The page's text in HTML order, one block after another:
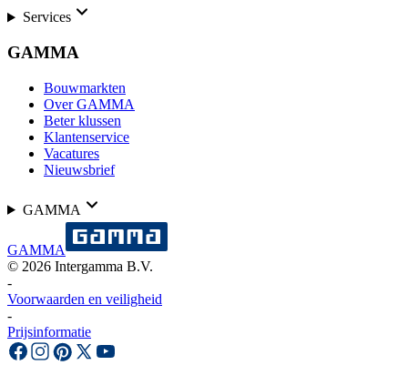
Services
GAMMA
Bouwmarkten
Over GAMMA
Beter klussen
Klantenservice
Vacatures
Nieuwsbrief
GAMMA
GAMMA
© 2026 Intergamma B.V.
-
Voorwaarden en veiligheid
-
Prijsinformatie